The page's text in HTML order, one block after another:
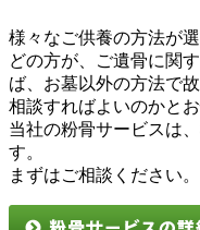
様々なご供養の方法が
どの方が、ご遺骨に関
ば、お墓以外の方法で
相談すればよいのかと
当社の粉骨サービスは
す。
まずはご相談ください。